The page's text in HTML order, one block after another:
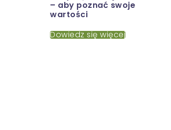
– aby poznać swoje
wartości
Dowiedz się więcej